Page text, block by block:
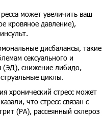
может увеличить ваш
кровяное давление),
дисбалансы, такие
сексуального и
(ЭД), снижение либидо,
циклы.
хронический стресс может
что стресс связан с
(РА), рассеянный склероз